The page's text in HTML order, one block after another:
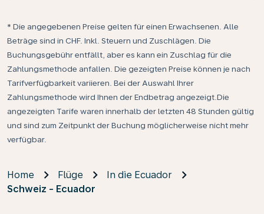
* Die angegebenen Preise gelten für einen Erwachsenen. Alle
Beträge sind in CHF. Inkl. Steuern und Zuschlägen. Die
Buchungsgebühr entfällt, aber es kann ein Zuschlag für die
Zahlungsmethode anfallen. Die gezeigten Preise können je nach
Tarifverfügbarkeit variieren. Bei der Auswahl Ihrer
Zahlungsmethode wird Ihnen der Endbetrag angezeigt.Die
angezeigten Tarife waren innerhalb der letzten 48 Stunden gültig
und sind zum Zeitpunkt der Buchung möglicherweise nicht mehr
verfügbar.
Home Flüge
In die Ecuador
Schweiz - Ecuador